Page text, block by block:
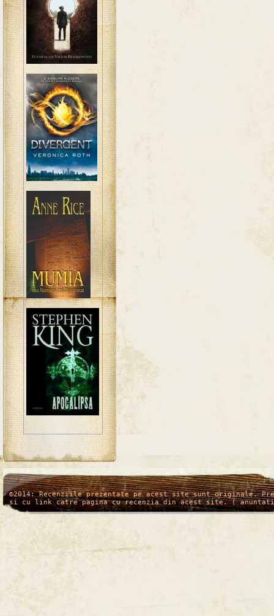
/* */
©2014: Recenziile prezentate pe acest site sunt originale.
si cu link catre pagina cu recenzia din acest site. (